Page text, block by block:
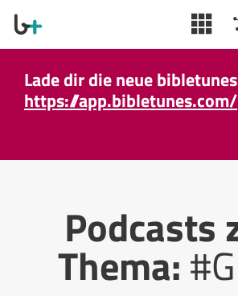
Lade dir die neue
https://app.bibletunes.com/
Podcasts
Thema: